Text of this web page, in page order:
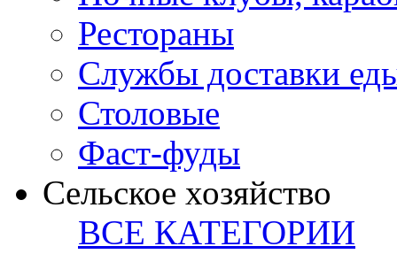
Рестораны
Службы доставки
Столовые
Фаст-фуды
Сельское хозяйство
ВСЕ КАТЕГОРИИ